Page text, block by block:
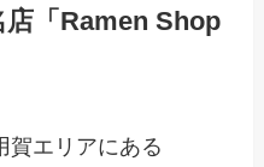
「Ramen Shop
賀エリアにある